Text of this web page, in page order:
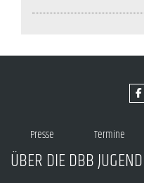
Presse Termine
ÜBER DIE DBB JUGEND